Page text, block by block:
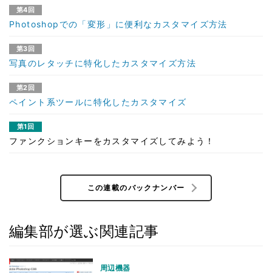
第4回
Photoshopでの「変形」に便利なカスタマイズ方法
第3回
写真のレタッチに特化したカスタマイズ方法
第2回
ペイント系ツールに特化したカスタマイズ
第1回
ファンクションキーをカスタマイズしてみよう！
この連載のバックナンバー
編集部が選ぶ関連記事
周辺機器